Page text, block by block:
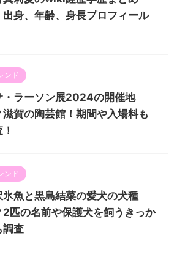
出身、年齢、身長プロフィール
ンド
・ラーソン展2024の開催地
滋賀の陶芸館！期間や入場料も
ンド
氷魚と黒島結菜の愛犬の犬種
2匹の名前や保護犬を飼うきっか
調査